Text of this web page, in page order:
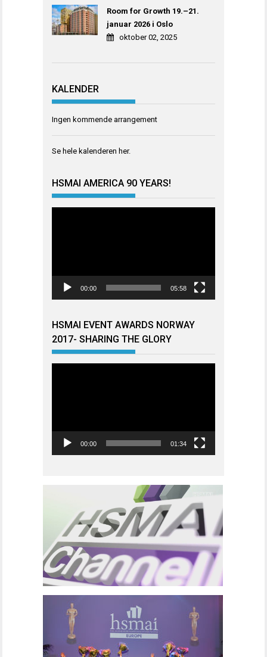
Room for Growth 19.–21.
januar 2026 i Oslo
oktober 02, 2025
KALENDER
Ingen kommende arrangement
Se hele kalenderen her.
HSMAI AMERICA 90 YEARS!
00:00 05:58
HSMAI EVENT AWARDS NORWAY
2017- SHARING THE GLORY
00:00 01:34